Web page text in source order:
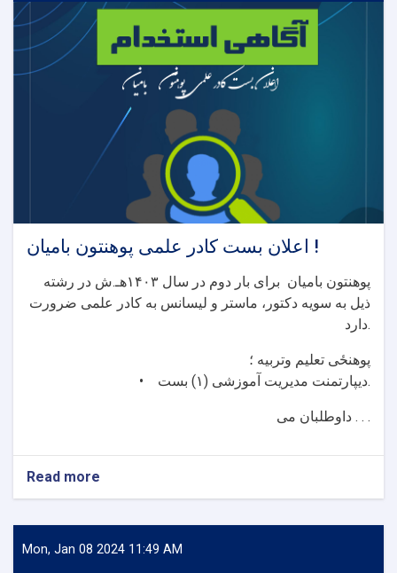
بین
المللی
(NTA)
در
معاونیت
تحقیقات
مجله
علمی
اعلان بست کادر علمی پوهنتون بامیان !
پوهنتون بامیان برای بار دوم در سال ۱۴۰۳هـ.ش در رشته
ذيل به سويه دکتور، ماستر و لیسانس به کادر علمی ضرورت
دارد.
پوهنځی تعلیم وتربیه ؛
• ديپارتمنت مدیریت آموزشی (۱) بست.
داوطلبان می . . .
Read more
کادر
علمی
Mon, Jan 08 2024 11:49 AM